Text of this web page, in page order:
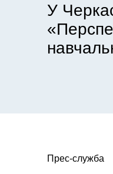
У
Прес-служба